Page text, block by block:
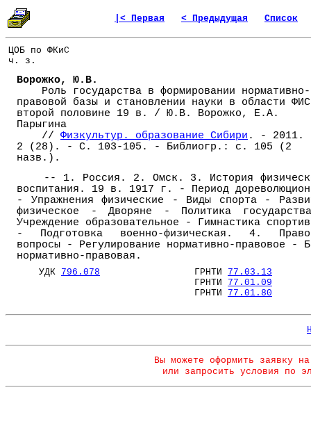
|< Первая < Предыдущая Список
ЦОБ по ФКиС
ч. з.
Ворожко, Ю.В.
Роль государства в формировании нормативно-
правовой базы и становлении науки в области
второй половине 19 в. / Ю.В. Ворожко, Е.А.
Парыгина
// Физкультур. образование Сибири . - 2011.
2 (28). - С. 103-105. - Библиогр.: с. 105 (2
назв.).
-- 1. Россия. 2. Омск. 3. История
воспитания. 19 в. 1917 г. - Период
- Упражнения физические - Виды спорта -
физическое - Дворяне - Политика
Учреждение образовательное - Гимнастика
- Подготовка военно-физическая. 4.
вопросы - Регулирование нормативно-правовое -
нормативно-правовая.
УДК 796.078 ГРНТИ 77.03.13
ГРНТИ 77.01.09
ГРНТИ 77.01.80
Вы можете оформить заявку
или запросить условия по